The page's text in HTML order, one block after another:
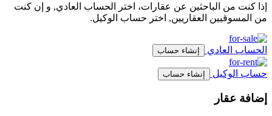
إذا كنت من الباحثين عن عقارات، اختر الحساب العادي, و إن كنت
من المسوقيين العقاريين, اختر حساب الوكيل.
الحساب العادي إنشاء حساب
حساب الوكيل إنشاء حساب
إضافة عقار